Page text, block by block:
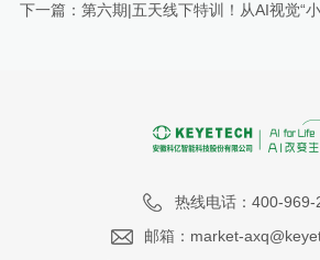
下一篇： 第六期|五天线下特训！从AI视觉“小白”
热线电话：400-969-
邮箱：market-